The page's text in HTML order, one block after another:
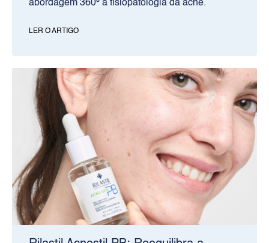
abordagem 360º à fisiopatologia da acne.​
LER O ARTIGO